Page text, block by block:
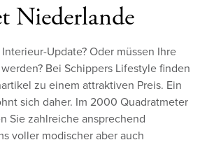
Niederlande
Update? Oder müssen Ihre
Bei Schippers Lifestyle finden
zu einem attraktiven Preis. Ein
sich daher. Im 2000 Quadratmeter
Sie zahlreiche ansprechend
voller modischer aber auch